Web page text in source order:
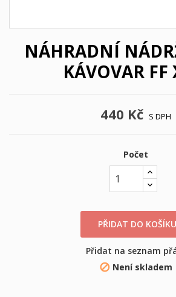
NÁHRADNÍ
KÁVOVAR FF
440 Kč S DPH
Počet
PŘIDAT DO KOŠÍKU
Přidat na seznam
 Není skladem
Můj seznam přání
Přihlásit se
Musíte být přihlášen, abyste si mohli